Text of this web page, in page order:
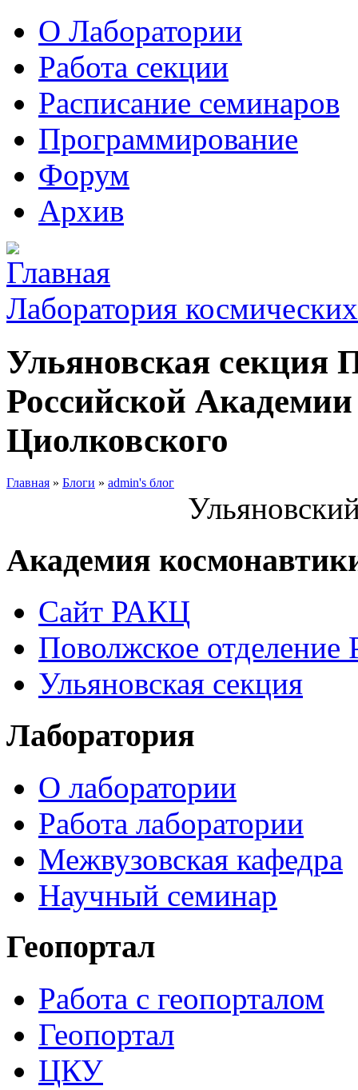
О Лаборатории
Работа секции
Расписание семинаров
Программирование
Форум
Архив
Лаборатория
Ульяновская секция
Российской
Циолковского
Главная » Блоги » admin's блог
Академия
Сайт РАКЦ
Поволжское
Ульяновская секция
Лаборатория
О лаборатории
Работа лаборатории
Межвузовская кафедра
Научный семинар
Геопортал
Работа с геопорталом
Геопортал
ЦКУ